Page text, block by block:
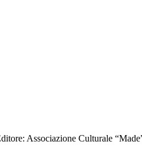
Associazione Culturale